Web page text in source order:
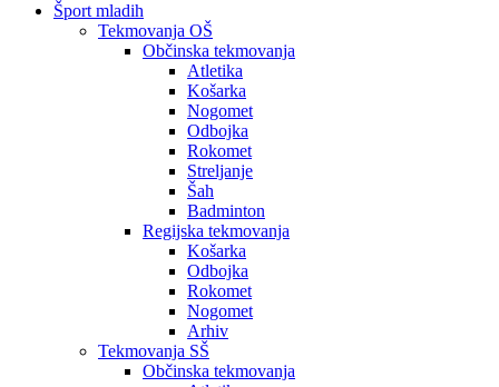
Šport mladih
Tekmovanja OŠ
Občinska tekmovanja
Atletika
Košarka
Nogomet
Odbojka
Rokomet
Streljanje
Šah
Badminton
Regijska tekmovanja
Košarka
Odbojka
Rokomet
Nogomet
Arhiv
Tekmovanja SŠ
Občinska tekmovanja